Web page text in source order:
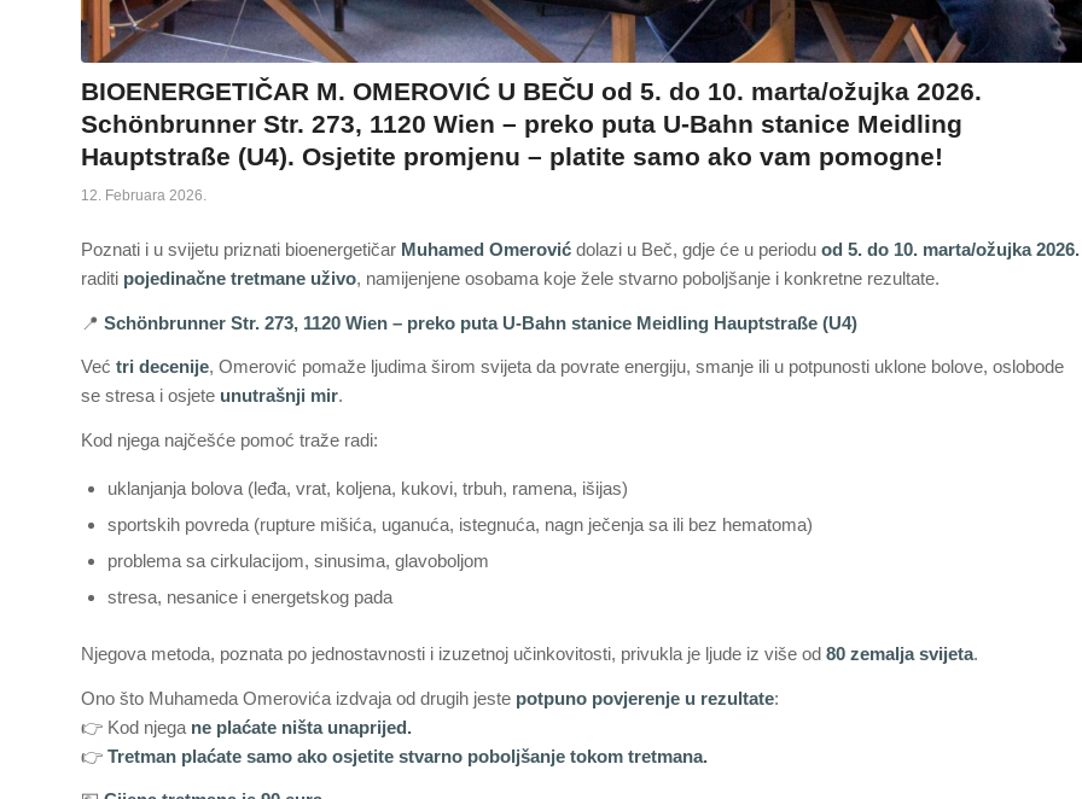
BIOENERGETIČAR M. OMEROVIĆ U BEČU od 5. do 10. marta/ožujka 2026.
Schönbrunner Str. 273, 1120 Wien – preko puta U-Bahn stanice Meidling
Hauptstraße (U4). Osjetite promjenu – platite samo ako vam pomogne!
12. Februara 2026.
Poznati i u svijetu priznati bioenergetičar Muhamed Omerović dolazi u Beč, gdje će u periodu od 5. do 10. marta/ožujka 2026.
raditi pojedinačne tretmane uživo, namijenjene osobama koje žele stvarno poboljšanje i konkretne rezultate.
📍 Schönbrunner Str. 273, 1120 Wien – preko puta U-Bahn stanice Meidling Hauptstraße (U4)
Već tri decenije, Omerović pomaže ljudima širom svijeta da povrate energiju, smanje ili u potpunosti uklone bolove, oslobode
se stresa i osjete unutrašnji mir.
Kod njega najčešće pomoć traže radi:
uklanjanja bolova (leđa, vrat, koljena, kukovi, trbuh, ramena, išijas)
sportskih povreda (rupture mišića, uganuća, istegnuća, nagn ječenja sa ili bez hematoma)
problema sa cirkulacijom, sinusima, glavoboljom
stresa, nesanice i energetskog pada
Njegova metoda, poznata po jednostavnosti i izuzetnoj učinkovitosti, privukla je ljude iz više od 80 zemalja svijeta.
Ono što Muhameda Omerovića izdvaja od drugih jeste potpuno povjerenje u rezultate:
👉 Kod njega ne plaćate ništa unaprijed.
👉 Tretman plaćate samo ako osjetite stvarno poboljšanje tokom tretmana.